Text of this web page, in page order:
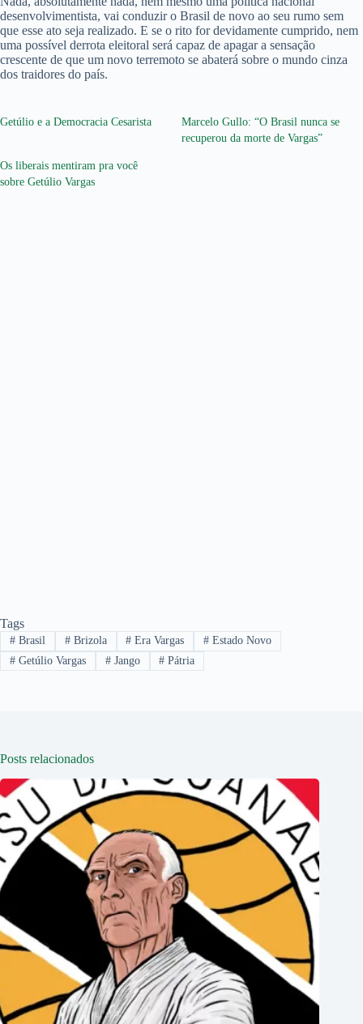
desenvolvimentista, vai conduzir o Brasil de novo ao seu rumo sem
que esse ato seja realizado. E se o rito for devidamente cumprido, nem
uma possível derrota eleitoral será capaz de apagar a sensação
crescente de que um novo terremoto se abaterá sobre o mundo cinza
dos traidores do país.
Getúlio e a Democracia Cesarista
Marcelo Gullo: “O Brasil nunca se
recuperou da morte de Vargas”
Os liberais mentiram pra você
sobre Getúlio Vargas
Tags
#Brasil #Brizola # Era Vargas # Estado Novo
#Getúlio Vargas #Jango # Pátria
Posts relacionados